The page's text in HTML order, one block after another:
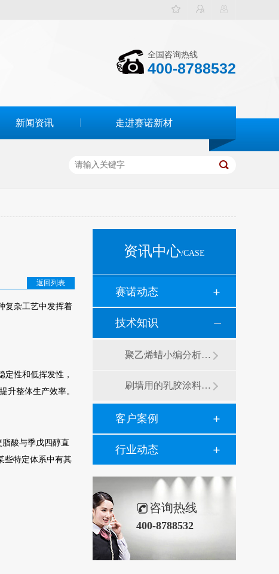
全国咨询热线
400-8788532
新闻资讯 走进赛诺新材
返回列表
复杂工艺中发挥着
性和低挥发性，
升整体生产效率。
酸与季戊四醇直
些特定体系中有其
资讯中心/CASE
赛诺动态
技术知识
聚乙烯蜡小编分析有机硅消泡剂优缺点及主要分类和性能
刷墙用的乳胶涂料用青岛赛诺分散剂的原因竟然是....？
客户案例
行业动态
咨询热线
400-8788532